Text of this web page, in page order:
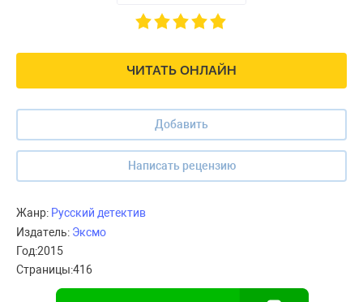
ЧИТАТЬ ОНЛАЙН
Добавить
Написать рецензию
Жанр: Русский детектив
Издатель: Эксмо
Год:2015
Страницы:416